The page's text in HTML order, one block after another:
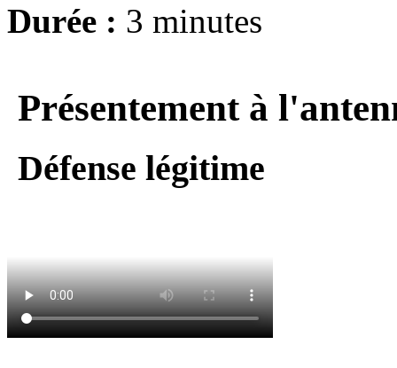
Durée : 3 minutes
Présentement à
Défense légitime